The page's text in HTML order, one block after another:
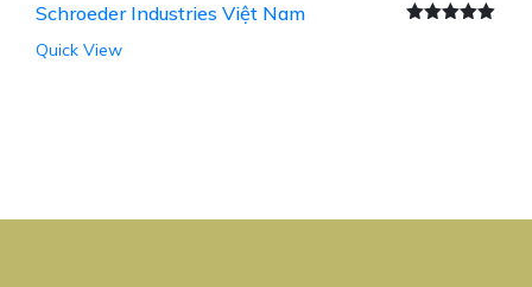
Schroeder Industries Việt Nam
Quick View